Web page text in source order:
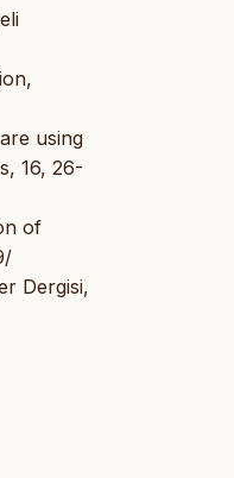
using
16, 26-
of
Dergisi,